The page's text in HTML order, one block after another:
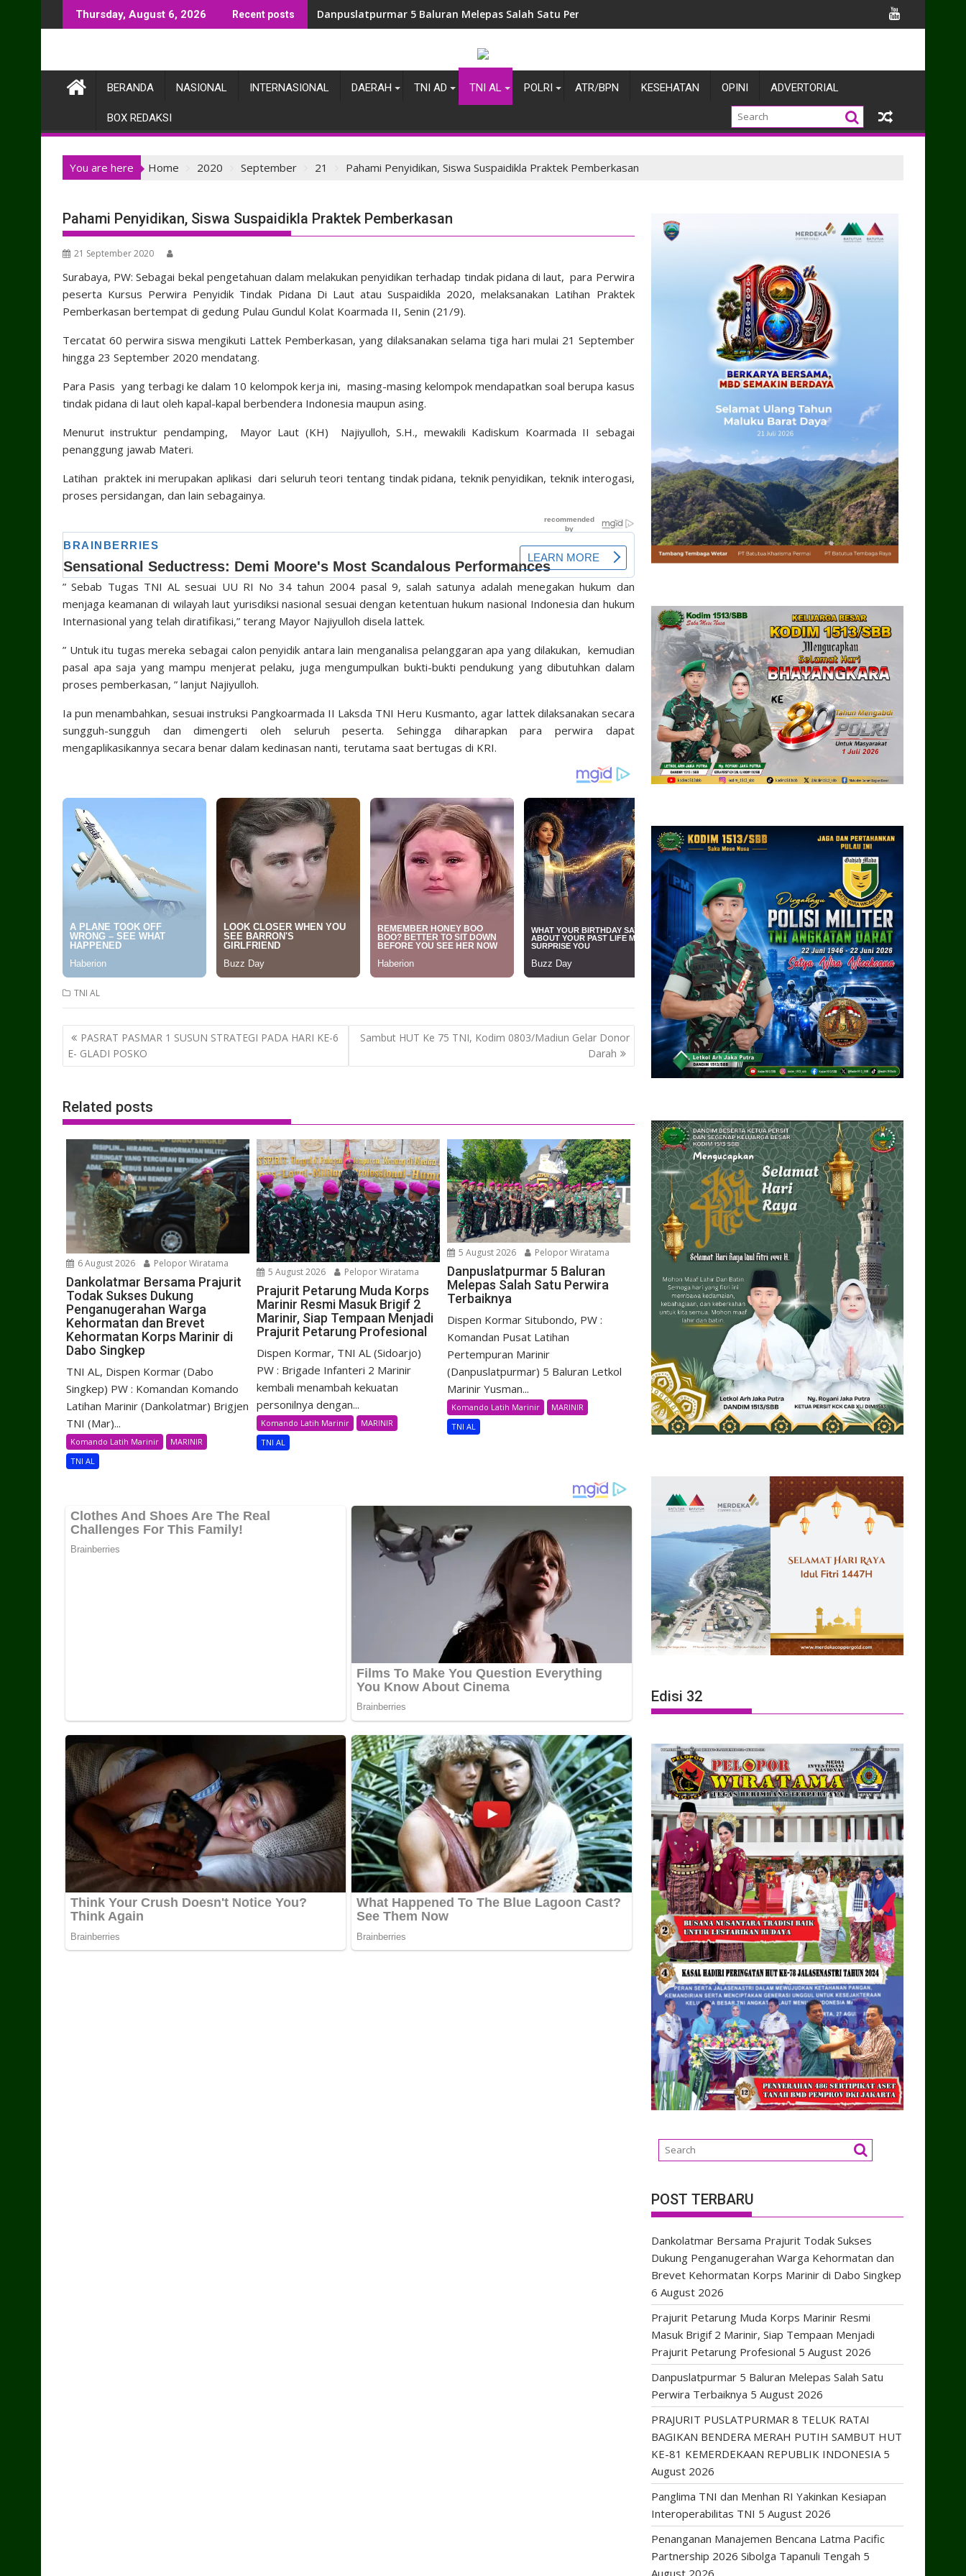
to
Thursday, August 6, 2026 Recent posts Danpuslatpurmar 5 Baluran Melepas Salah Satu Perwira Terbaiknya
BERANDA NASIONAL INTERNASIONAL DAERAH TNI AD TNI AL POLRI ATR/BPN KESEHATAN OPINI ADVERTORIAL
BOX REDAKSI
You are here Home 2020 September 21 Pahami Penyidikan, Siswa Suspaidikla Praktek Pemberkasan
Pahami Penyidikan, Siswa Suspaidikla Praktek Pemberkasan
21 September 2020
Surabaya, PW: Sebagai bekal pengetahuan dalam melakukan penyidikan terhadap tindak pidana di laut, para Perwira
peserta Kursus Perwira Penyidik Tindak Pidana Di Laut atau Suspaidikla 2020, melaksanakan Latihan Praktek
Pemberkasan bertempat di gedung Pulau Gundul Kolat Koarmada II, Senin (21/9).
Tercatat 60 perwira siswa mengikuti Lattek Pemberkasan, yang dilaksanakan selama tiga hari mulai 21 September
hingga 23 September 2020 mendatang.
Para Pasis yang terbagi ke dalam 10 kelompok kerja ini, masing-masing kelompok mendapatkan soal berupa kasus
tindak pidana di laut oleh kapal-kapal berbendera Indonesia maupun asing.
Menurut instruktur pendamping, Mayor Laut (KH) Najiyulloh, S.H., mewakili Kadiskum Koarmada II sebagai
penanggung jawab Materi.
Latihan praktek ini merupakan aplikasi dari seluruh teori tentang tindak pidana, teknik penyidikan, teknik interogasi,
proses persidangan, dan lain sebagainya.
” Sebab Tugas TNI AL sesuai UU RI No 34 tahun 2004 pasal 9, salah satunya adalah menegakan hukum dan
menjaga keamanan di wilayah laut yurisdiksi nasional sesuai dengan ketentuan hukum nasional Indonesia dan hukum
Internasional yang telah diratifikasi,” terang Mayor Najiyulloh disela lattek.
” Untuk itu tugas mereka sebagai calon penyidik antara lain menganalisa pelanggaran apa yang dilakukan, kemudian
pasal apa saja yang mampu menjerat pelaku, juga mengumpulkan bukti-bukti pendukung yang dibutuhkan dalam
proses pemberkasan, ” lanjut Najiyulloh.
Ia pun menambahkan, sesuai instruksi Pangkoarmada II Laksda TNI Heru Kusmanto, agar lattek dilaksanakan secara
sungguh-sungguh dan dimengerti oleh seluruh peserta. Sehingga diharapkan para perwira dapat
mengaplikasikannya secara benar dalam kedinasan nanti, terutama saat bertugas di KRI.
TNI AL
Post
navigation
PASRAT PASMAR 1 SUSUN STRATEGI PADA HARI KE-6
E- GLADI POSKO
Sambut HUT Ke 75 TNI, Kodim 0803/Madiun Gelar Donor
Darah
Related posts
6 August 2026 Pelopor Wiratama
Dankolatmar Bersama Prajurit
Todak Sukses Dukung
Penganugerahan Warga
Kehormatan dan Brevet
Kehormatan Korps Marinir di
Dabo Singkep
TNI AL, Dispen Kormar (Dabo
Singkep) PW : Komandan Komando
Latihan Marinir (Dankolatmar) Brigjen
TNI (Mar)...
Komando Latih Marinir
MARINIR
TNI AL
5 August 2026 Pelopor Wiratama
Prajurit Petarung Muda Korps
Marinir Resmi Masuk Brigif 2
Marinir, Siap Tempaan Menjadi
Prajurit Petarung Profesional
Dispen Kormar, TNI AL (Sidoarjo)
PW : Brigade Infanteri 2 Marinir
kembali menambah kekuatan
personilnya dengan...
Komando Latih Marinir
MARINIR
TNI AL
5 August 2026 Pelopor Wiratama
Danpuslatpurmar 5 Baluran
Melepas Salah Satu Perwira
Terbaiknya
Dispen Kormar Situbondo, PW :
Komandan Pusat Latihan
Pertempuran Marinir
(Danpuslatpurmar) 5 Baluran Letkol
Marinir Yusman...
Komando Latih Marinir
MARINIR
TNI AL
Edisi 32
POST TERBARU
Dankolatmar Bersama Prajurit Todak Sukses
Dukung Penganugerahan Warga Kehormatan dan
Brevet Kehormatan Korps Marinir di Dabo Singkep
6 August 2026
Prajurit Petarung Muda Korps Marinir Resmi
Masuk Brigif 2 Marinir, Siap Tempaan Menjadi
Prajurit Petarung Profesional 5 August 2026
Danpuslatpurmar 5 Baluran Melepas Salah Satu
Perwira Terbaiknya 5 August 2026
PRAJURIT PUSLATPURMAR 8 TELUK RATAI
BAGIKAN BENDERA MERAH PUTIH SAMBUT HUT
KE-81 KEMERDEKAAN REPUBLIK INDONESIA 5
August 2026
Panglima TNI dan Menhan RI Yakinkan Kesiapan
Interoperabilitas TNI 5 August 2026
Penanganan Manajemen Bencana Latma Pacific
Partnership 2026 Sibolga Tapanuli Tengah 5
August 2026